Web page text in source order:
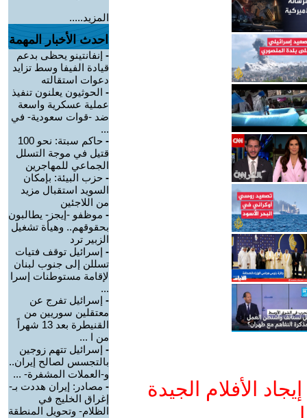
الأفلام الجيدة
المزيد.....
احدث الأخبار المهمة
- إنفانتينو يحظى بدعم
قيادة الفيفا وسط تزايد
دعوات استقالته
- الحوثيون يعلنون تنفيذ
عملية عسكرية واسعة
ضد -قوات سعودية- في
...
-
حاكم سبتة: نحو 100
قتيل في موجة التسلل
الجماعي للمهاجرين
- حزب البيئة: بإمكان
السويد استقبال مزيد
من اللاجئين
- موظفو -إيجز- يطالبون
بحقوقهم.. وهيأة تشغيل
الزبير ترد
- إسرائيل توقف فتيات
تسللن إلى جنوب لبنان
لإقامة مستوطنات إسرا
...
- إسرائيل تفرج عن
معتقلين سوريين من
القنيطرة بعد 13 شهراً
من ا ...
- إسرائيل تتهم زوجين
بالتجسس لصالح إيران..
و-العملات المشفرة- ...
- مصادر: إيران هددت بـ-
إغراق الخليج في
الظلام- وتحويل المنطقة